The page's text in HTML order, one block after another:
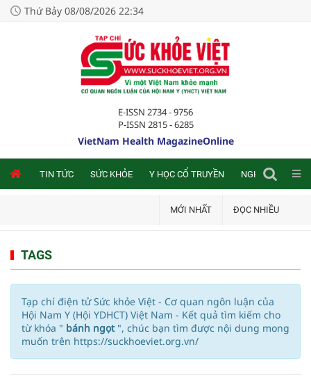
Thứ Bảy 08/08/2026 22:34
E-ISSN 2734 - 9756
P-ISSN 2815 - 6285
VietNam Health MagazineOnline
TIN TỨC SỨC KHỎE Y HỌC CỔ TRUYỀN NGHIÊN CỨU
MỚI NHẤT ĐỌC NHIỀU
TAGS
Tạp chí điện tử Sức khỏe Việt - Cơ quan ngôn luận của
Hội Nam Y (Hội YDHCT) Việt Nam - Kết quả tìm kiếm cho
từ khóa " bánh ngọt ", chúc bạn tìm được nội dung mong
muốn trên https://suckhoeviet.org.vn/